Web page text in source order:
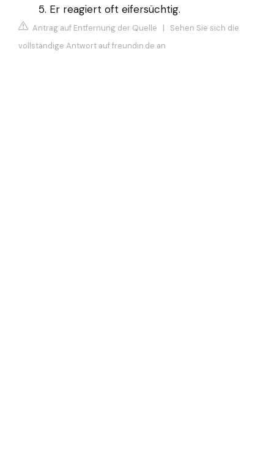
Er reagiert oft eifersüchtig.
Antrag auf Entfernung der Quelle | Sehen Sie sich die
vollständige Antwort auf freundin.de an